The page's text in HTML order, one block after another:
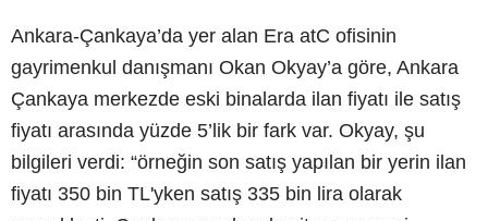
Ankara-Çankaya’da yer alan Era atC ofisinin
gayrimenkul danışmanı Okan Okyay’a göre, Ankara
Çankaya merkezde eski binalarda ilan fiyatı ile satış
fiyatı arasında yüzde 5’lik bir fark var. Okyay, şu
bilgileri verdi: “örneğin son satış yapılan bir yerin ilan
fiyatı 350 bin TL'yken satış 335 bin lira olarak